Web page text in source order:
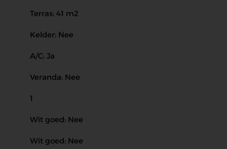
Terras: 41 m2
Kelder: Nee
A/C: Ja
Veranda: Nee
1
Wit goed: Nee
Wit goed: Nee